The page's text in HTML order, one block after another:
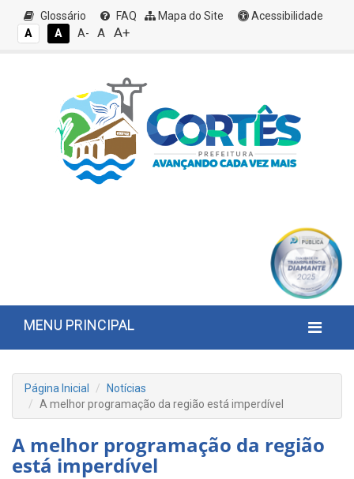
Glossário FAQ Mapa do Site
Acessibilidade
A
A A- A A+
MENU PRINCIPAL
Página Inicial
Notícias
A melhor programação da região está imperdível
A melhor programação da região
está imperdível